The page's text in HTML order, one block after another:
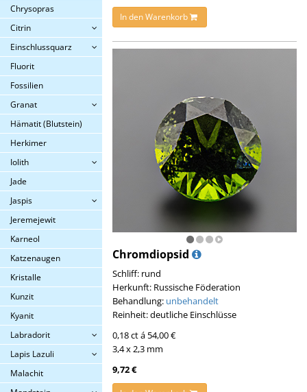
Chrysopras
Citrin
Einschlussquarz
Fluorit
Fossilien
Granat
Hämatit (Blutstein)
Herkimer
Iolith
Jade
Jaspis
Jeremejewit
Karneol
Katzenaugen
Kristalle
Kunzit
Kyanit
Labradorit
Lapis Lazuli
Malachit
In den Warenkorb
Chromdiopsid
Schliff: rund
Herkunft: Russische Föderation
Behandlung: unbehandelt
Reinheit: deutliche Einschlüsse
0,18 ct á 54,00 €
3,4 x 2,3 mm
9,72 €